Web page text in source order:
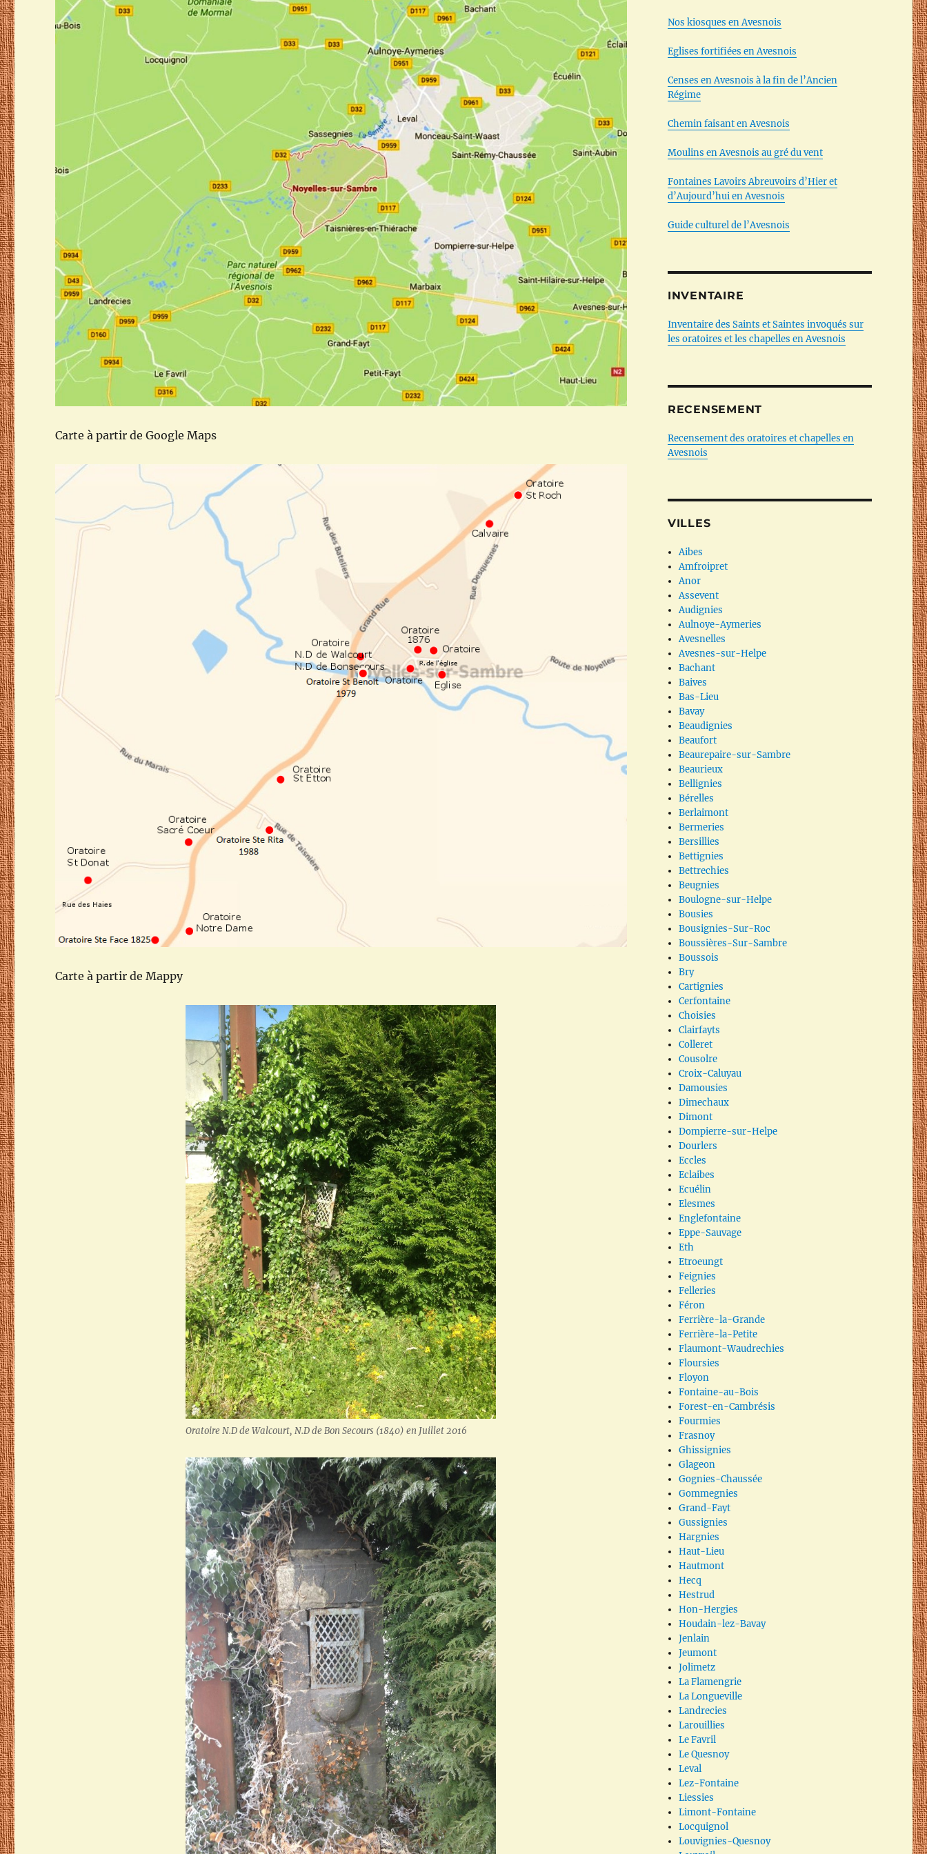
Carte à partir de Google Maps
Carte à partir de Mappy
Oratoire N.D de Walcourt, N.D de Bon Secours (1840) en Juillet 2016
Nos kiosques en Avesnois
Eglises fortifiées en Avesnois
Censes en Avesnois à la fin de l’Ancien
Régime
Chemin faisant en Avesnois
Moulins en Avesnois au gré du vent
Fontaines Lavoirs Abreuvoirs d’Hier et
d’Aujourd’hui en Avesnois
Guide culturel de l’Avesnois
INVENTAIRE
Inventaire des Saints et Saintes invoqués sur
les oratoires et les chapelles en Avesnois
RECENSEMENT
Recensement des oratoires et chapelles en
Avesnois
VILLES
Aibes
Amfroipret
Anor
Assevent
Audignies
Aulnoye-Aymeries
Avesnelles
Avesnes-sur-Helpe
Bachant
Baives
Bas-Lieu
Bavay
Beaudignies
Beaufort
Beaurepaire-sur-Sambre
Beaurieux
Bellignies
Bérelles
Berlaimont
Bermeries
Bersillies
Bettignies
Bettrechies
Beugnies
Boulogne-sur-Helpe
Bousies
Bousignies-Sur-Roc
Boussières-Sur-Sambre
Boussois
Bry
Cartignies
Cerfontaine
Choisies
Clairfayts
Colleret
Cousolre
Croix-Caluyau
Damousies
Dimechaux
Dimont
Dompierre-sur-Helpe
Dourlers
Eccles
Eclaibes
Ecuélin
Elesmes
Englefontaine
Eppe-Sauvage
Eth
Etroeungt
Feignies
Felleries
Féron
Ferrière-la-Grande
Ferrière-la-Petite
Flaumont-Waudrechies
Floursies
Floyon
Fontaine-au-Bois
Forest-en-Cambrésis
Fourmies
Frasnoy
Ghissignies
Glageon
Gognies-Chaussée
Gommegnies
Grand-Fayt
Gussignies
Hargnies
Haut-Lieu
Hautmont
Hecq
Hestrud
Hon-Hergies
Houdain-lez-Bavay
Jenlain
Jeumont
Jolimetz
La Flamengrie
La Longueville
Landrecies
Larouillies
Le Favril
Le Quesnoy
Leval
Lez-Fontaine
Liessies
Limont-Fontaine
Locquignol
Louvignies-Quesnoy